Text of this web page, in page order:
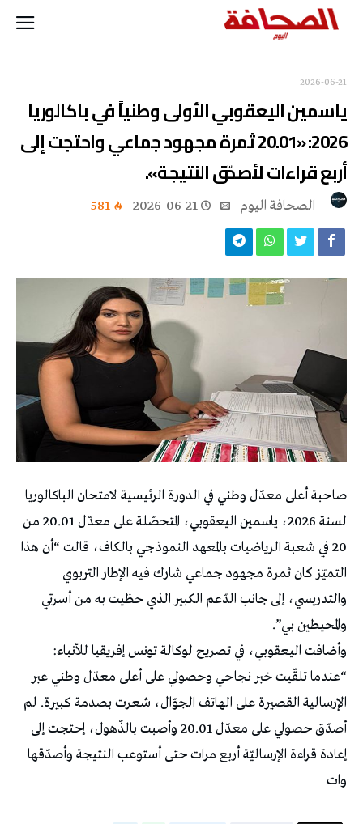
2026-06-21
ياسمين اليعقوبي الأولى وطنياً في باكالوريا
2026: «20.01 ثمرة مجهود جماعي واحتجت إلى
أربع قراءات لأصدّق النتيجة».
2026-06-21
581
صاحبة أعلى معدّل وطني في الدورة الرئيسية لامتحان الباكالوريا
لسنة 2026، ياسمين اليعقوبي، المتحصّلة على معدّل 20.01 من
20 في شعبة الرياضيات بالمعهد النموذجي بالكاف، قالت “أن هذا
التميّز كان ثمرة مجهود جماعي شارك فيه الإطار التربوي
والتدريسي، إلى جانب الدّعم الكبير الذي حظيت به من أسرتي
والمحيطين بي”.
وأضافت اليعقوبي، في تصريح لوكالة تونس إفريقيا للأنباء:
“عندما تلقّيت خبر نجاحي وحصولي على أعلى معدّل وطني عبر
الإرسالية القصيرة على الهاتف الجوّال، شعرت بصدمة كبيرة. لم
أصدّق حصولي على معدّل 20.01 وأصبت بالذّهول، إحتجت إلى
إعادة قراءة الإرساليّة أربع مرات حتى أستوعب النتيجة وأصدّقها
وات